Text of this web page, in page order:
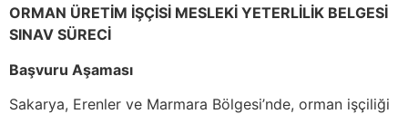
ORMAN ÜRETİM İŞÇİSİ MESLEKİ YETERLİLİK BELGESİ
SINAV SÜRECİ
Başvuru Aşaması
Sakarya, Erenler ve Marmara Bölgesi’nde, orman işçiliği